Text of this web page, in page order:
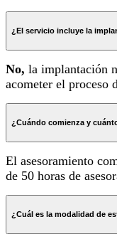
¿El servicio incluye la
No, la implantación
acometer el proceso
¿Cuándo comienza y
El asesoramiento
de 50 horas de
¿Cuál es la modalidad de